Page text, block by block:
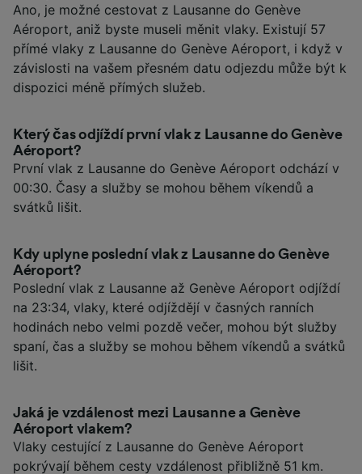
Ano, je možné cestovat z Lausanne do Genève
Aéroport, aniž byste museli měnit vlaky. Existují 57
přímé vlaky z Lausanne do Genève Aéroport, i když v
závislosti na vašem přesném datu odjezdu může být k
dispozici méně přímých služeb.
Který čas odjíždí první vlak z Lausanne do Genève
Aéroport?
První vlak z Lausanne do Genève Aéroport odchází v
00:30. Časy a služby se mohou během víkendů a
svátků lišit.
Kdy uplyne poslední vlak z Lausanne do Genève
Aéroport?
Poslední vlak z Lausanne až Genève Aéroport odjíždí
na 23:34, vlaky, které odjíždějí v časných ranních
hodinách nebo velmi pozdě večer, mohou být služby
spaní, čas a služby se mohou během víkendů a svátků
lišit.
Jaká je vzdálenost mezi Lausanne a Genève
Aéroport vlakem?
Vlaky cestující z Lausanne do Genève Aéroport
pokrývají během cesty vzdálenost přibližně 51 km.